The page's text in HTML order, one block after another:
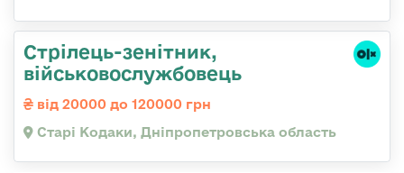
Стрілець-зенітник,
військовослужбовець
від 20000 до 120000 грн
Старі Кодаки, Дніпропетровська область